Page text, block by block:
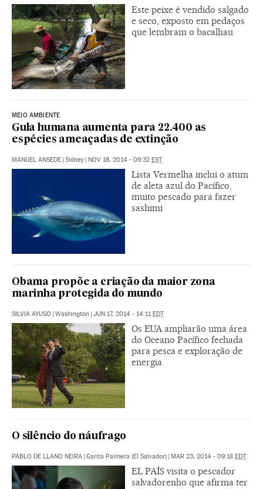
Este peixe é vendido salgado
e seco, exposto em pedaços
que lembram o bacalhau
MEIO AMBIENTE
Gula humana aumenta para 22.400 as
espécies ameaçadas de extinção
MANUEL ANSEDE | Sidney | NOV 18, 2014 - 09:32 EST
Lista Vermelha inclui o atum
de aleta azul do Pacífico,
muito pescado para fazer
sashimi
Obama propõe a criação da maior zona
marinha protegida do mundo
SILVIA AYUSO | Washington | JUN 17, 2014 - 14:11EDT
Os EUA ampliarão uma área
do Oceano Pacífico fechada
para pesca e exploração de
energia
O silêncio do náufrago
PABLO DE LLANO NEIRA | Garita Palmera (El Salvador) | MAR 23, 2014 - 09:18 EDT
EL PAÍS visita o pescador
salvadorenho que afirma ter